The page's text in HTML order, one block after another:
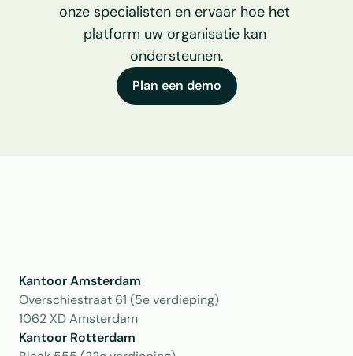
onze specialisten en ervaar hoe het
platform uw organisatie kan
ondersteunen.
Plan een demo
Kantoor Amsterdam
Overschiestraat 61 (5e verdieping)
1062 XD Amsterdam
Kantoor Rotterdam